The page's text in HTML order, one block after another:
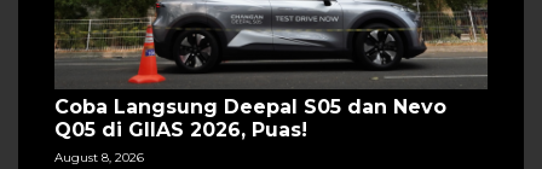
Coba Langsung Deepal S05 dan Nevo
Q05 di GIIAS 2026, Puas!
August 8, 2026